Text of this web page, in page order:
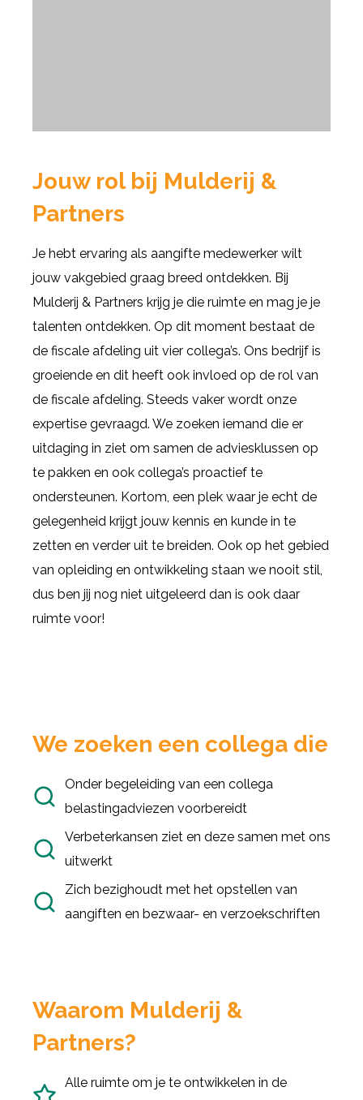
Jouw rol bij Mulderij &
Partners
Je hebt ervaring als aangifte medewerker wilt
jouw vakgebied graag breed ontdekken. Bij
Mulderij & Partners krijg je die ruimte en mag je je
talenten ontdekken. Op dit moment bestaat de
de fiscale afdeling uit vier collega’s. Ons bedrijf is
groeiende en dit heeft ook invloed op de rol van
de fiscale afdeling. Steeds vaker wordt onze
expertise gevraagd. We zoeken iemand die er
uitdaging in ziet om samen de adviesklussen op
te pakken en ook collega’s proactief te
ondersteunen. Kortom, een plek waar je echt de
gelegenheid krijgt jouw kennis en kunde in te
zetten en verder uit te breiden. Ook op het gebied
van opleiding en ontwikkeling staan we nooit stil,
dus ben jij nog niet uitgeleerd dan is ook daar
ruimte voor!
We zoeken een collega die
Onder begeleiding van een collega
belastingadviezen voorbereidt
Verbeterkansen ziet en deze samen met ons
uitwerkt
Zich bezighoudt met het opstellen van
aangiften en bezwaar- en verzoekschriften
Waarom Mulderij &
Partners?
Alle ruimte om je te ontwikkelen in de